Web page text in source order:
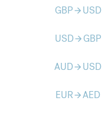
GBParrow_forward USD
USDarrow_forward GBP
AUDarrow_forward USD
EURarrow_forwardAED